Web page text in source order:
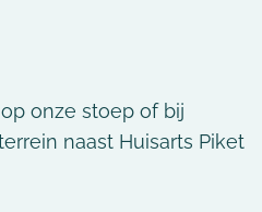
onze stoep of bij
naast Huisarts Piket